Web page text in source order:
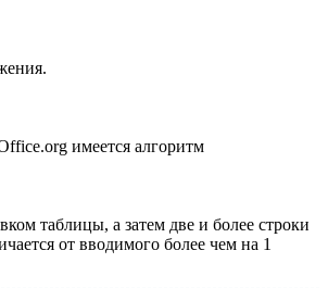
имеется алгоритм
таблицы, а затем две и более строки
от вводимого более чем на 1